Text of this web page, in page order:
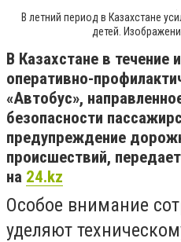
В летний период в Казахстане
детей.
В Казахстане в течение
оперативно-
«Автобус»,
безопасности
предупреждение
происшествий, передает
на 24.kz
Особое внимание
уделяют